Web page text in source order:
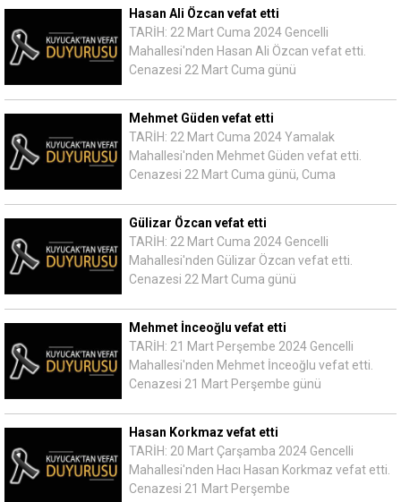
Hasan Ali Özcan vefat etti
TARİH: 22 Mart Cuma 2024 Gencelli
Mahallesi'nden Hasan Ali Özcan vefat etti.
Cenazesi 22 Mart Cuma günü
Mehmet Güden vefat etti
TARİH: 22 Mart Cuma 2024 Yamalak
Mahallesi'nden Mehmet Güden vefat etti.
Cenazesi 22 Mart Cuma günü, Cuma
Gülizar Özcan vefat etti
TARİH: 22 Mart Cuma 2024 Gencelli
Mahallesi'nden Gülizar Özcan vefat etti.
Cenazesi 22 Mart Cuma günü
Mehmet İnceoğlu vefat etti
TARİH: 21 Mart Perşembe 2024 Gencelli
Mahallesi'nden Mehmet İnceoğlu vefat etti.
Cenazesi 21 Mart Perşembe günü
Hasan Korkmaz vefat etti
TARİH: 20 Mart Çarşamba 2024 Gencelli
Mahallesi'nden Hacı Hasan Korkmaz vefat etti.
Cenazesi 21 Mart Perşembe